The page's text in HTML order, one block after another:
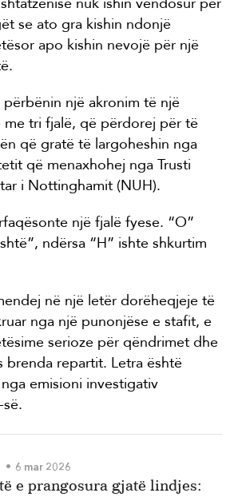
nuk ishin vendosur për
se ato gra kishin ndonjë
apo kishin nevojë për një
përbënin një akronim të një
me tri fjalë, që përdorej për të
që gratë të largoheshin nga
që menaxhohej nga Trusti
i Nottinghamit (NUH).
një fjalë fyese. “O”
ndërsa “H” ishte shkurtim
në një letër dorëheqjeje të
nga një punonjëse e stafit, e
serioze për qëndrimet dhe
brenda repartit. Letra është
emisioni investigativ
së.
6 mar 2026
e prangosura gjatë lindjes: